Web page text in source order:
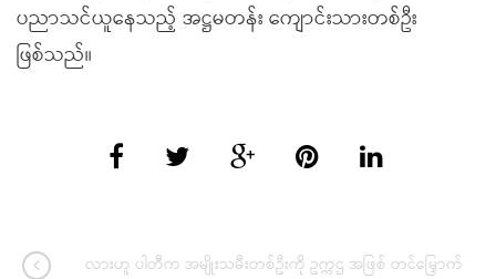
ပညာသင်ယူနေသည့် အဋ္ဌမတန်း ကျောင်းသားတစ်ဦး
ဖြစ်သည်။
လားဟူ ပါတီက အမျိုးသမီးတစ်ဦးကို ဥက္ကဌ အဖြစ် တင်မြှောက်